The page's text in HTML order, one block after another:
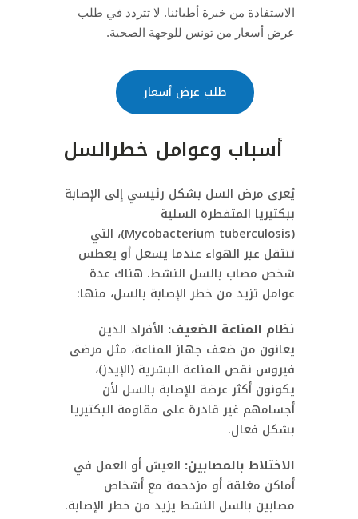
الاستفادة من خبرة أطبائنا. لا تتردد في طلب
عرض أسعار من تونس للوجهة الصحية.
طلب عرض أسعار
أسباب وعوامل خطرالسل
يُعزى مرض السل بشكل رئيسي إلى الإصابة
ببكتيريا المتفطرة السلية
(Mycobacterium tuberculosis)، التي
تنتقل عبر الهواء عندما يسعل أو يعطس
شخص مصاب بالسل النشط. هناك عدة
عوامل تزيد من خطر الإصابة بالسل، منها:
نظام المناعة الضعيف: الأفراد الذين
يعانون من ضعف جهاز المناعة، مثل مرضى
فيروس نقص المناعة البشرية (الإيدز)،
يكونون أكثر عرضة للإصابة بالسل لأن
أجسامهم غير قادرة على مقاومة البكتيريا
بشكل فعال.
الاختلاط بالمصابين: العيش أو العمل في
أماكن مغلقة أو مزدحمة مع أشخاص
مصابين بالسل النشط يزيد من خطر الإصابة.